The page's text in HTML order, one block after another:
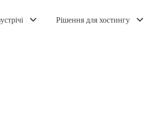
Рішення для хостингу